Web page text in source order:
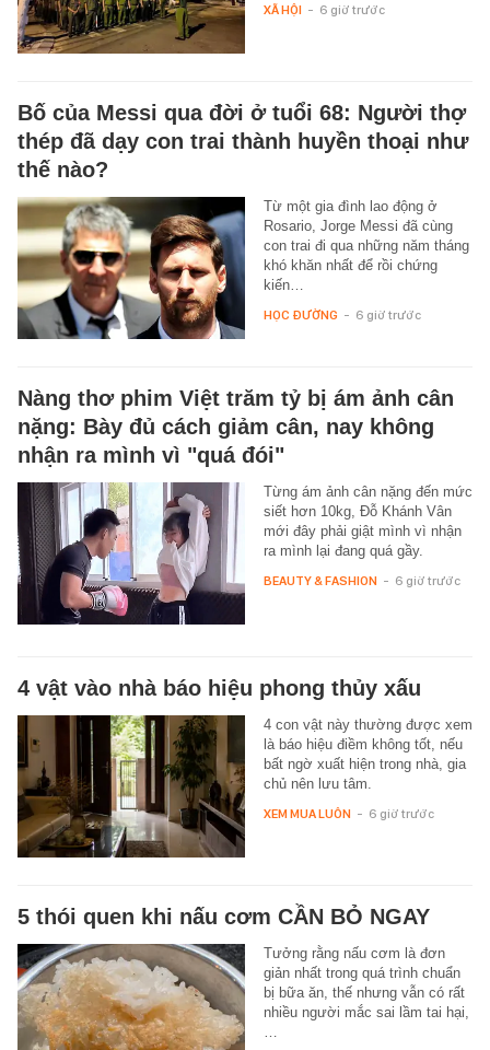
XÃ HỘI - 6 giờ trước
Bố của Messi qua đời ở tuổi 68: Người thợ
thép đã dạy con trai thành huyền thoại như
thế nào?
Từ một gia đình lao động ở
Rosario, Jorge Messi đã cùng
con trai đi qua những năm tháng
khó khăn nhất để rồi chứng
kiến…
HỌC ĐƯỜNG - 6 giờ trước
Nàng thơ phim Việt trăm tỷ bị ám ảnh cân
nặng: Bày đủ cách giảm cân, nay không
nhận ra mình vì "quá đói"
Từng ám ảnh cân nặng đến mức
siết hơn 10kg, Đỗ Khánh Vân
mới đây phải giật mình vì nhận
ra mình lại đang quá gầy.
BEAUTY & FASHION - 6 giờ trước
4 vật vào nhà báo hiệu phong thủy xấu
4 con vật này thường được xem
là báo hiệu điềm không tốt, nếu
bất ngờ xuất hiện trong nhà, gia
chủ nên lưu tâm.
XEM MUA LUÔN - 6 giờ trước
5 thói quen khi nấu cơm CẦN BỎ NGAY
Tưởng rằng nấu cơm là đơn
giản nhất trong quá trình chuẩn
bị bữa ăn, thế nhưng vẫn có rất
nhiều người mắc sai lầm tai hại,